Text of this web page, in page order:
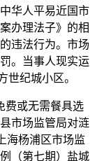
华人平易近国市
办理法子》的相
违法行为。市场
。当事人现实运
世纪城小区。
或无需餐具选
市场监管局对涟
海杨浦区市场监
（第七期）盐城